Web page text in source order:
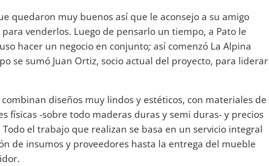
quedaron muy buenos así que le aconsejo a su amigo
venderlos. Luego de pensarlo un tiempo, a Pato le
hacer un negocio en conjunto; así comenzó La Alpina
se sumó Juan Ortiz, socio actual del proyecto, para liderar
diseños muy lindos y estéticos, con materiales de
físicas -sobre todo maderas duras y semi duras- y precios
el trabajo que realizan se basa en un servicio integral
de insumos y proveedores hasta la entrega del mueble